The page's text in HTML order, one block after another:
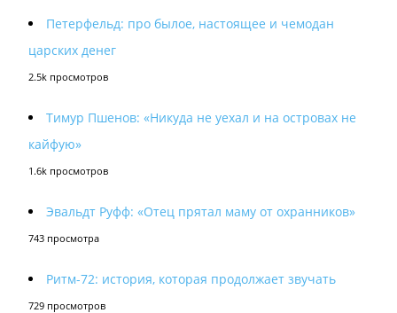
Петерфельд: про былое, настоящее и чемодан
царских денег
2.5k просмотров
Тимур Пшенов: «Никуда не уехал и на островах не
кайфую»
1.6k просмотров
Эвальдт Руфф: «Отец прятал маму от охранников»
743 просмотра
Ритм-72: история, которая продолжает звучать
729 просмотров